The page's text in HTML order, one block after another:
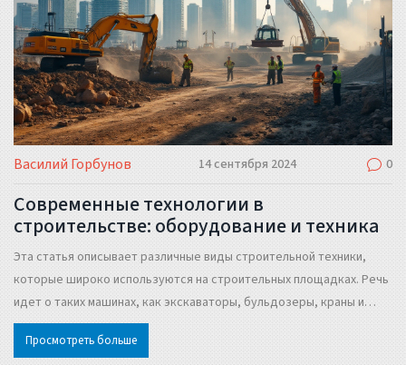
Василий Горбунов 14 сентября 2024 0
Современные технологии в
строительстве: оборудование и техника
Эта статья описывает различные виды строительной техники,
которые широко используются на строительных площадках. Речь
идет о таких машинах, как экскаваторы, бульдозеры, краны и
другие механизмы. Приведены интересные факты и полезные
советы, которые помогут в выборе и эксплуатации этой техники.
Просмотреть больше